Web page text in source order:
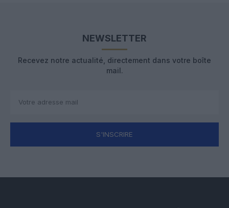
NEWSLETTER
Recevez notre actualité, directement dans votre boîte
mail.
S'INSCRIRE